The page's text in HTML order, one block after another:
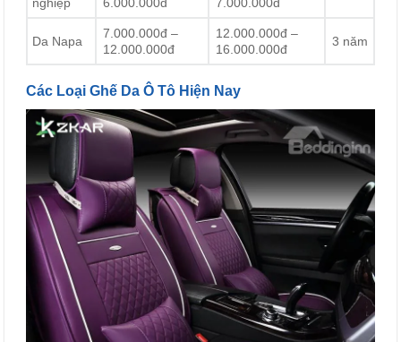
Da Napa
7.000.000đ –
12.000.000đ
12.000.000đ –
16.000.000đ
3 năm
Các Loại Ghế Da Ô Tô Hiện Nay